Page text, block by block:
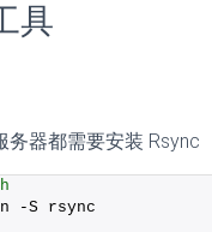
具
务器都需要安装 Rsync
-S rsync